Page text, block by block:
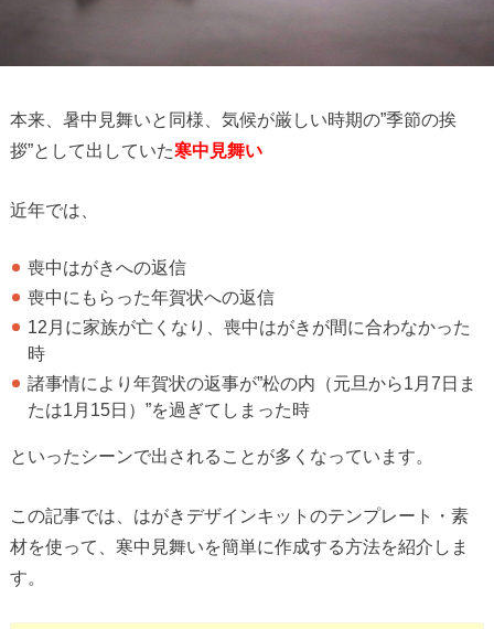
本来、暑中見舞いと同様、気候が厳しい時期の”季節の挨
拶”として出していた寒中見舞い
近年では、
喪中はがきへの返信
喪中にもらった年賀状への返信
12月に家族が亡くなり、喪中はがきが間に合わなかった
時
諸事情により年賀状の返事が”松の内（元旦から1月7日ま
たは1月15日）”を過ぎてしまった時
といったシーンで出されることが多くなっています。
この記事では、はがきデザインキットのテンプレート・素
材を使って、寒中見舞いを簡単に作成する方法を紹介しま
す。